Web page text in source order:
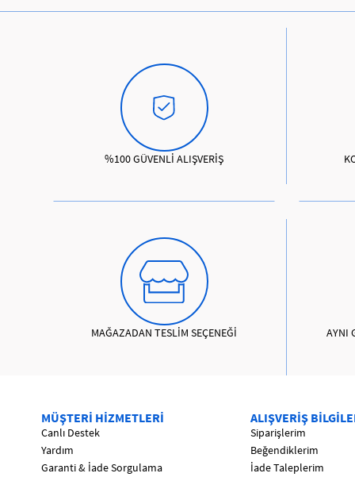
%100 GÜVENLİ ALIŞVERİŞ
MAĞAZADAN TESLİM SEÇENEĞİ AYNI
MÜŞTERİ HİZMETLERİ
Canlı Destek
Yardım
Garanti & İade Sorgulama
ALIŞVERİŞ
Siparişlerim
Beğendiklerim
İade Taleplerim